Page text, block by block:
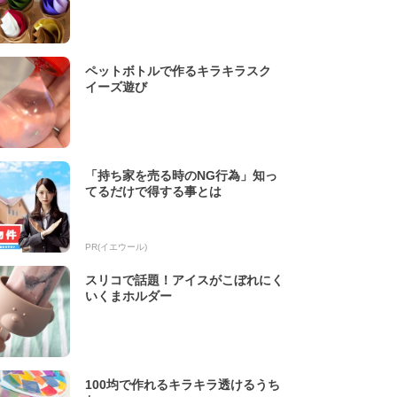
ペットボトルで作るキラキラスク
イーズ遊び
「持ち家を売る時のNG行為」知っ
てるだけで得する事とは
PR(イエウール)
スリコで話題！アイスがこぼれにく
いくまホルダー
100均で作れるキラキラ透けるうち